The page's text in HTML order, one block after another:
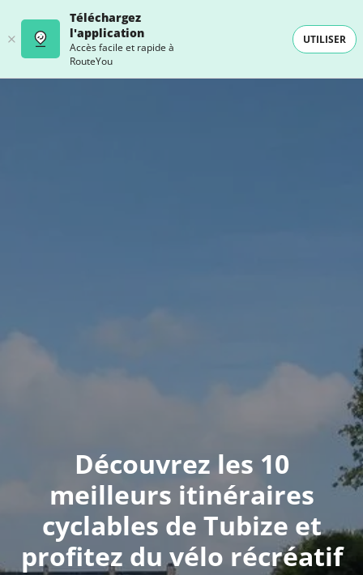
Téléchargez
l'application
Accès facile et rapide à
RouteYou
UTILISER
Découvrez les 10
meilleurs itinéraires
cyclables de Tubize et
profitez du vélo récréatif